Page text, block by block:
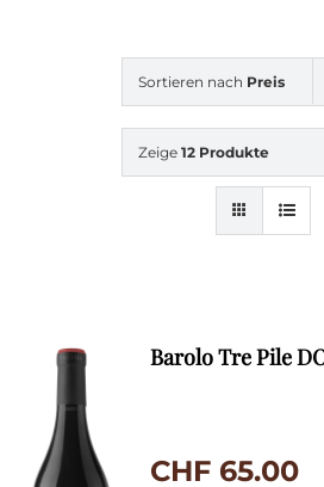
Sortieren nach Preis
Zeige 12 Produkte
Barolo Tre Pile
CHF 65.00